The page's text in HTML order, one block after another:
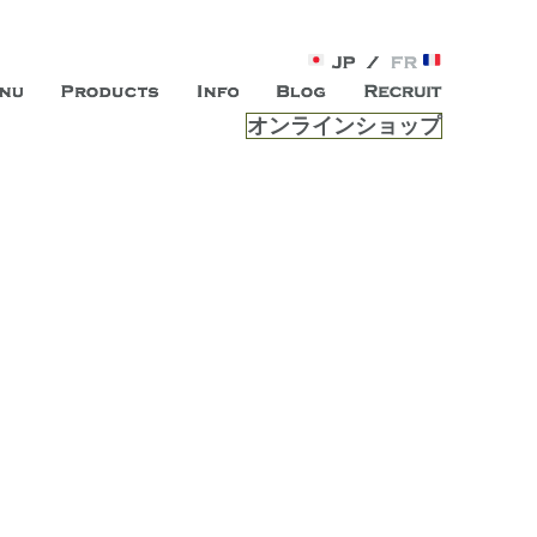
、 内面から輝く美をトー
ープン。お客様のもつ「自らしい美しさ」を追求し、未来の
を提供する総合エステサロンです。
オンラインショップ